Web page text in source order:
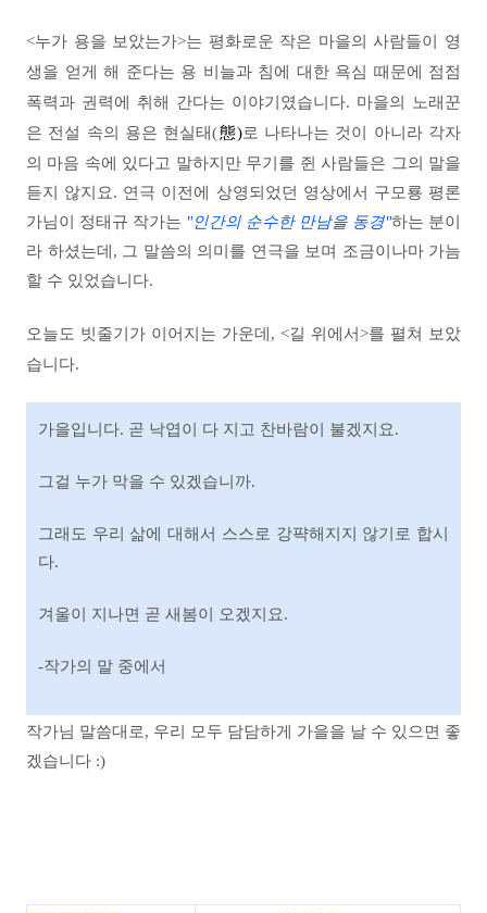
<누가 용을 보았는가>는 평화로운 작은 마을의 사람들이 영
생을 얻게 해 준다는 용 비늘과 침에 대한 욕심 때문에 점점
폭력과 권력에 취해 간다는 이야기였습니다. 마을의 노래꾼
은 전설 속의 용은 현실태(態)로 나타나는 것이 아니라 각자
의 마음 속에 있다고 말하지만 무기를 쥔 사람들은 그의 말을
듣지 않지요. 연극 이전에 상영되었던 영상에서 구모룡 평론
가님이
정태규 작가는 "인간의 순수한 만남을 동경"하는 분이
라 하셨는데, 그 말씀의 의미를 연극을 보며 조금이나마 가늠
할 수 있었습니다.
오늘도 빗줄기가 이어지는 가운데, <길 위에서>를 펼쳐 보았
습니다.
가을입니다. 곧 낙엽이 다 지고 찬바람이 불겠지요.
그걸 누가 막을 수 있겠습니까.
그래도 우리 삶에 대해서 스스로 강퍅해지지 않기로 합시
다.
겨울이 지나면 곧 새봄이 오겠지요.
-작가의 말 중에서
작가님 말씀대로, 우리 모두 담담하게 가을을 날 수 있으면 좋
겠습니다 :)